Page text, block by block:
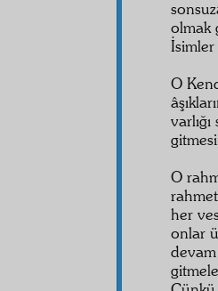
olmak
O
O
her
onlar